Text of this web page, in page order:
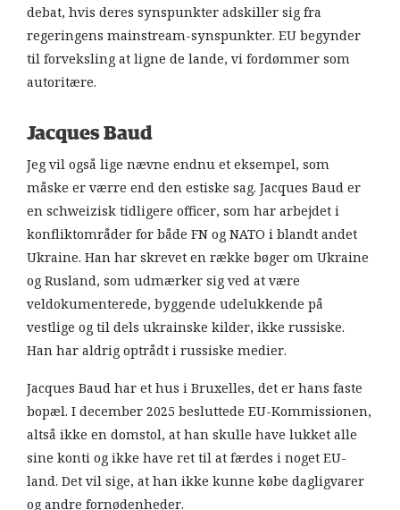
debat, hvis deres synspunkter adskiller sig fra
regeringens mainstream-synspunkter. EU begynder
til forveksling at ligne de lande, vi fordømmer som
autoritære.
Jacques Baud
Jeg vil også lige nævne endnu et eksempel, som
måske er værre end den estiske sag. Jacques Baud er
en schweizisk tidligere officer, som har arbejdet i
konfliktområder for både FN og NATO i blandt andet
Ukraine. Han har skrevet en række bøger om Ukraine
og Rusland, som udmærker sig ved at være
veldokumenterede, byggende udelukkende på
vestlige og til dels ukrainske kilder, ikke russiske.
Han har aldrig optrådt i russiske medier.
Jacques Baud har et hus i Bruxelles, det er hans faste
bopæl. I december 2025 besluttede EU-Kommissionen,
altså ikke en domstol, at han skulle have lukket alle
sine konti og ikke have ret til at færdes i noget EU-
land. Det vil sige, at han ikke kunne købe dagligvarer
og andre fornødenheder.